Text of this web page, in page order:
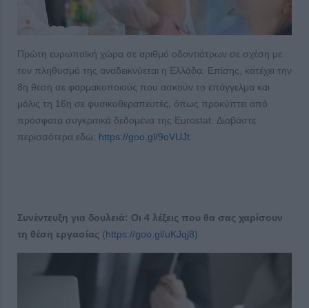
Πρώτη ευρωπαϊκή χώρα σε αριθμό οδοντιάτρων σε σχέση με
τον πληθυσμό της αναδεικνύεται η Ελλάδα. Επίσης, κατέχει την
8η θέση σε φαρμακοποιούς που ασκούν το επάγγελμα και
μόλις τη 16η σε φυσικοθεραπευτές, όπως προκύπτει από
πρόσφατα συγκριτικά δεδομένα της Eurostat. Διαβάστε
περισσότερα εδώ: https://goo.gl/9oVUJt
Συνέντευξη για δουλειά: Οι 4 λέξεις που θα σας χαρίσουν
τη θέση εργασίας (https://goo.gl/uKJqj8)